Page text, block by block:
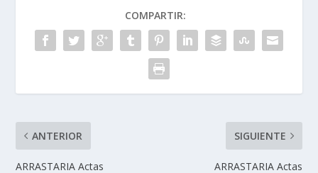
COMPARTIR:
ANTERIOR
ARRASTARIA Actas
SIGUIENTE
ARRASTARIA Actas